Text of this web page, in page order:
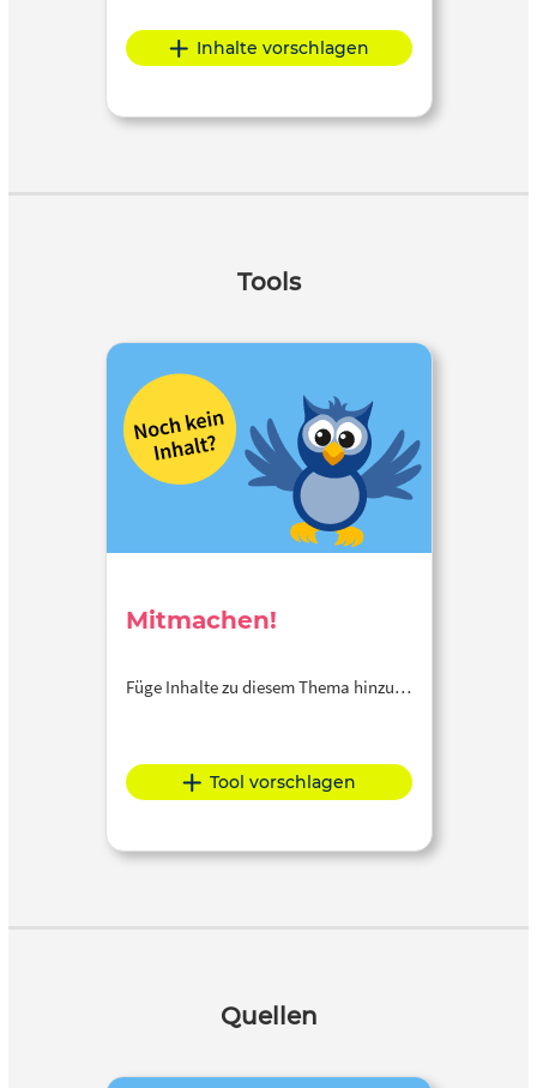
Inhalte vorschlagen
Tools
Mitmachen!
Füge Inhalte zu diesem Thema hinzu…
Tool vorschlagen
Quellen